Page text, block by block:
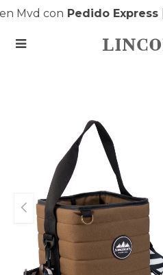
Mvd conPedido Express||
